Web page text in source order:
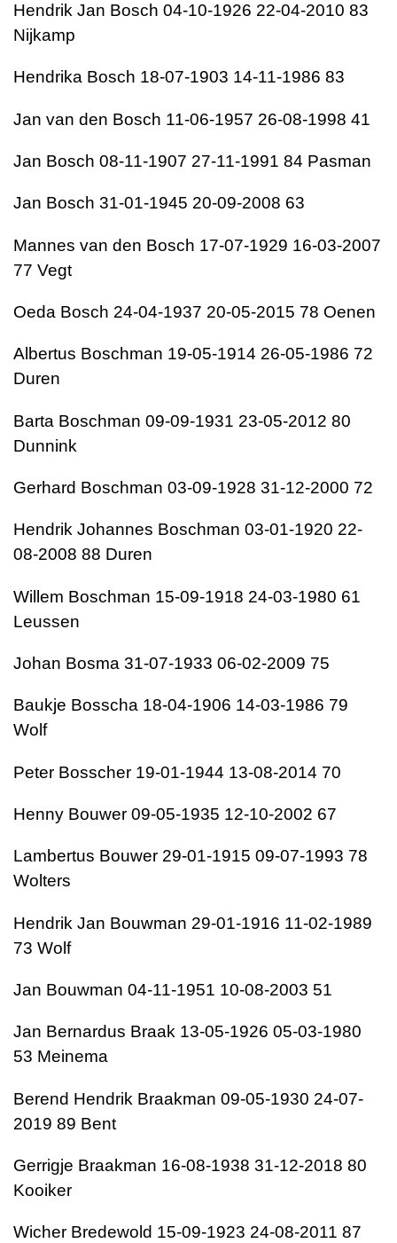
Hendrik Jan Bosch 04-10-1926 22-04-2010 83
Nijkamp
Hendrika Bosch 18-07-1903 14-11-1986 83
Jan van den Bosch 11-06-1957 26-08-1998 41
Jan Bosch 08-11-1907 27-11-1991 84 Pasman
Jan Bosch 31-01-1945 20-09-2008 63
Mannes van den Bosch 17-07-1929 16-03-2007
77 Vegt
Oeda Bosch 24-04-1937 20-05-2015 78 Oenen
Albertus Boschman 19-05-1914 26-05-1986 72
Duren
Barta Boschman 09-09-1931 23-05-2012 80
Dunnink
Gerhard Boschman 03-09-1928 31-12-2000 72
Hendrik Johannes Boschman 03-01-1920 22-
08-2008 88 Duren
Willem Boschman 15-09-1918 24-03-1980 61
Leussen
Johan Bosma 31-07-1933 06-02-2009 75
Baukje Bosscha 18-04-1906 14-03-1986 79
Wolf
Peter Bosscher 19-01-1944 13-08-2014 70
Henny Bouwer 09-05-1935 12-10-2002 67
Lambertus Bouwer 29-01-1915 09-07-1993 78
Wolters
Hendrik Jan Bouwman 29-01-1916 11-02-1989
73 Wolf
Jan Bouwman 04-11-1951 10-08-2003 51
Jan Bernardus Braak 13-05-1926 05-03-1980
53 Meinema
Berend Hendrik Braakman 09-05-1930 24-07-
2019 89 Bent
Gerrigje Braakman 16-08-1938 31-12-2018 80
Kooiker
Wicher Bredewold 15-09-1923 24-08-2011 87